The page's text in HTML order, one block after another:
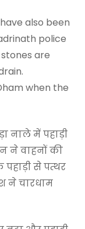
also been
police
are
when the
नाले में पहाड़ी
ने वाहनों की
से पत्थर
ने चारधाम